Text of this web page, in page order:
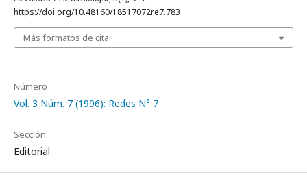
https://doi.org/10.48160/18517072re7.783
Más formatos de cita
Número
Vol. 3 Núm. 7 (1996): Redes N° 7
Sección
Editorial